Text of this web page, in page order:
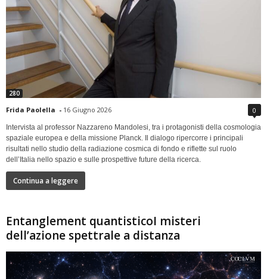
280
Frida Paolella - 16 Giugno 2026 0
Intervista al professor Nazzareno Mandolesi, tra i protagonisti della cosmologia
spaziale europea e della missione Planck. Il dialogo ripercorre i principali
risultati nello studio della radiazione cosmica di fondo e riflette sul ruolo
dell’Italia nello spazio e sulle prospettive future della ricerca.
Continua a leggere
Entanglement quantisticoI misteri
dell’azione spettrale a distanza